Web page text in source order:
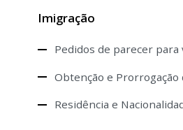
Imigração
Pedidos de parecer
Obtenção e Prorrogação
Residência e